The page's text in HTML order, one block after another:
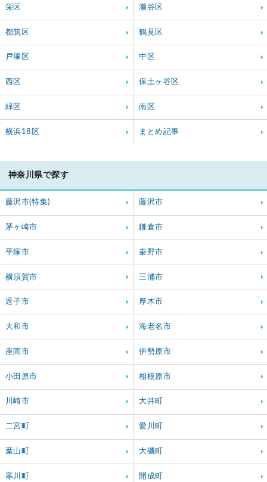
栄区 瀬谷区
都筑区 鶴見区
戸塚区 中区
西区 保土ヶ谷区
緑区 南区
横浜18区 まとめ記事
神奈川県で探す
藤沢市(特集) 藤沢市
茅ヶ崎市 鎌倉市
平塚市 秦野市
横須賀市 三浦市
逗子市 厚木市
大和市 海老名市
座間市 伊勢原市
小田原市 相模原市
川崎市 大井町
二宮町 愛川町
葉山町 大磯町
寒川町 開成町